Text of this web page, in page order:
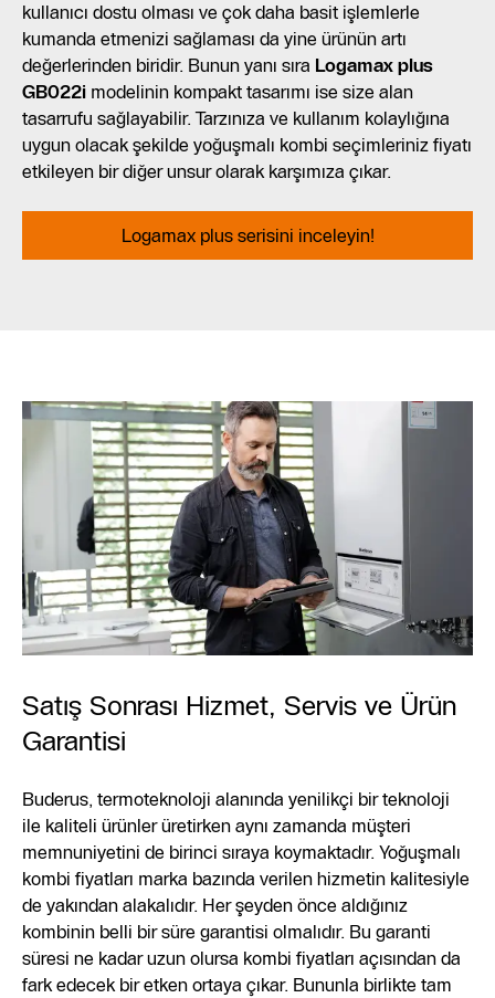
kullanıcı dostu olması ve çok daha basit işlemlerle
kumanda etmenizi sağlaması da yine ürünün artı
değerlerinden biridir. Bunun yanı sıra Logamax plus
GB022i modelinin kompakt tasarımı ise size alan
tasarrufu sağlayabilir. Tarzınıza ve kullanım kolaylığına
uygun olacak şekilde yoğuşmalı kombi seçimleriniz fiyatı
etkileyen bir diğer unsur olarak karşımıza çıkar.
Logamax plus serisini inceleyin!
Satış Sonrası Hizmet, Servis ve Ürün
Garantisi
Buderus, termoteknoloji alanında yenilikçi bir teknoloji
ile kaliteli ürünler üretirken aynı zamanda müşteri
memnuniyetini de birinci sıraya koymaktadır. Yoğuşmalı
kombi fiyatları marka bazında verilen hizmetin kalitesiyle
de yakından alakalıdır. Her şeyden önce aldığınız
kombinin belli bir süre garantisi olmalıdır. Bu garanti
süresi ne kadar uzun olursa kombi fiyatları açısından da
fark edecek bir etken ortaya çıkar. Bununla birlikte tam